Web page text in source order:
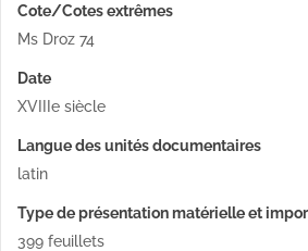
Cote/Cotes extrêmes
Ms Droz 74
Date
XVIIIe siècle
Langue des unités documentaires
latin
Type de présentation matérielle et
399 feuillets